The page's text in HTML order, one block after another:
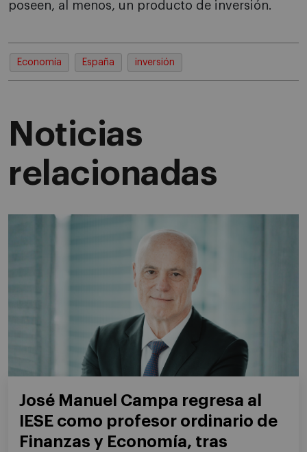
poseen, al menos, un producto de inversión.
Economía España inversión
Noticias
relacionadas
José Manuel Campa regresa al
IESE como profesor ordinario de
Finanzas y Economía, tras